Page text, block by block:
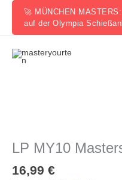
springen
🚀 MÜNCHEN
auf der Olympia
LP MY10
16,99 €
Masters
Menge